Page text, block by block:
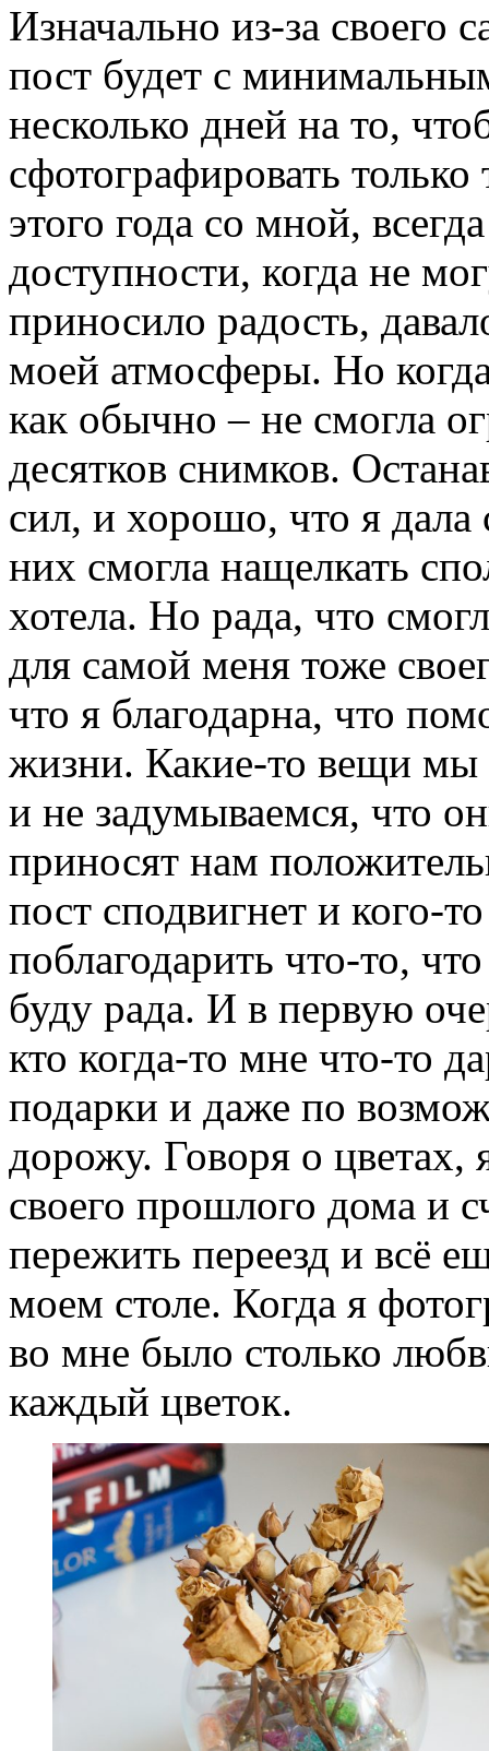
Изначально из-за своего
пост будет с
несколько дней на то,
сфотографировать
этого года со мной,
доступности, когда не
приносило радость,
моей атмосферы. Но
как обычно – не смогла
десятков снимков.
сил, и хорошо, что я дала
них смогла нащелкать
хотела. Но рада, что
для самой меня тоже
что я благодарна, что
жизни. Какие-то вещи мы
и не задумываемся, что
приносят нам
пост сподвигнет и кого-
поблагодарить что-то,
буду рада. И в первую
кто когда-то мне что-то
подарки и даже по
дорожу. Говоря о цветах,
своего прошлого дома и
пережить переезд и всё
моем столе. Когда я
во мне было столько
каждый цветок.